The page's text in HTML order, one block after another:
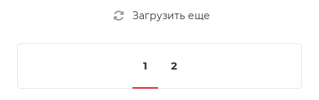
Загрузить еще
1 2